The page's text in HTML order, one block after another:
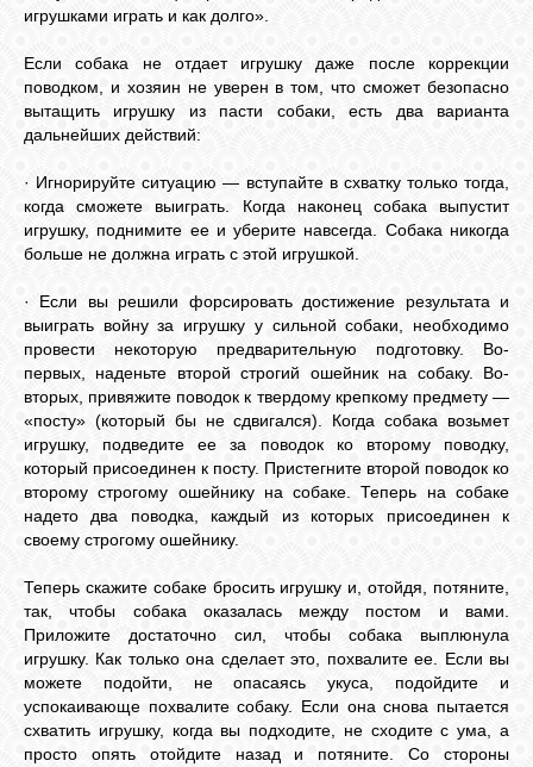
игрушками играть и как долго».
Если собака не отдает игрушку даже после коррекции
поводком, и хозяин не уверен в том, что сможет безопасно
вытащить игрушку из пасти собаки, есть два варианта
дальнейших действий:
· Игнорируйте ситуацию — вступайте в схватку только тогда,
когда сможете выиграть. Когда наконец собака выпустит
игрушку, поднимите ее и уберите навсегда. Собака никогда
больше не должна играть с этой игрушкой.
· Если вы решили форсировать достижение результата и
выиграть войну за игрушку у сильной собаки, необходимо
провести некоторую предварительную подготовку. Во-
первых, наденьте второй строгий ошейник на собаку. Во-
вторых, привяжите поводок к твердому крепкому предмету —
«посту» (который бы не сдвигался). Когда собака возьмет
игрушку, подведите ее за поводок ко второму поводку,
который присоединен к посту. Пристегните второй поводок ко
второму строгому ошейнику на собаке. Теперь на собаке
надето два поводка, каждый из которых присоединен к
своему строгому ошейнику.
Теперь скажите собаке бросить игрушку и, отойдя, потяните,
так, чтобы собака оказалась между постом и вами.
Приложите достаточно сил, чтобы собака выплюнула
игрушку. Как только она сделает это, похвалите ее. Если вы
можете подойти, не опасаясь укуса, подойдите и
успокаивающе похвалите собаку. Если она снова пытается
схватить игрушку, когда вы подходите, не сходите с ума, а
просто опять отойдите назад и потяните. Со стороны